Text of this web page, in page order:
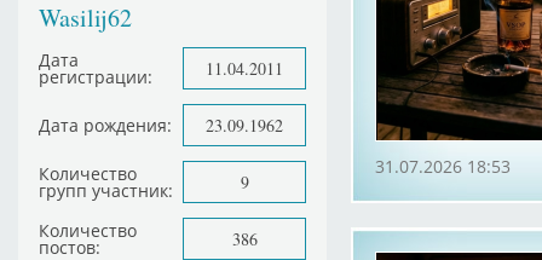
Wasilij62
Дата
регистрации: 11.04.2011
Дата рождения: 23.09.1962
Количество
групп участник: 9
Количество
постов: 386
31.07.2026 18:53